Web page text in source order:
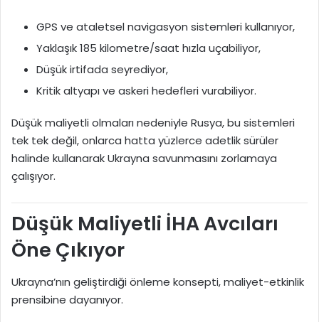
GPS ve ataletsel navigasyon sistemleri kullanıyor,
Yaklaşık 185 kilometre/saat hızla uçabiliyor,
Düşük irtifada seyrediyor,
Kritik altyapı ve askeri hedefleri vurabiliyor.
Düşük maliyetli olmaları nedeniyle Rusya, bu sistemleri
tek tek değil, onlarca hatta yüzlerce adetlik sürüler
halinde kullanarak Ukrayna savunmasını zorlamaya
çalışıyor.
Düşük Maliyetli İHA Avcıları
Öne Çıkıyor
Ukrayna’nın geliştirdiği önleme konsepti, maliyet-etkinlik
prensibine dayanıyor.